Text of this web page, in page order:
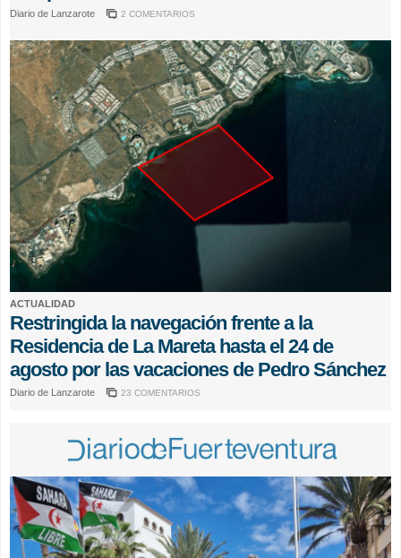
Diario de Lanzarote 2 COMENTARIOS
ACTUALIDAD
Restringida la navegación frente a la
Residencia de La Mareta hasta el 24 de
agosto por las vacaciones de Pedro Sánchez
Diario de Lanzarote 23 COMENTARIOS